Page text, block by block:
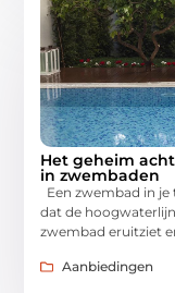
Het geheim
in zwembaden
Een zwembad in
dat de
zwembad eruitziet
Aanbiedingen